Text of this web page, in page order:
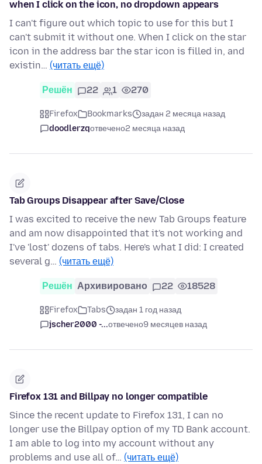
when I click on the icon, no dropdown appears
I can't figure out which topic to use for this but I
can't submit it without one. When I click on the star
icon in the address bar the star icon is filled in, and
existin… (читать ещё)
Решён 22 1 270
Firefox Bookmarks
задан 2 месяца назад
doodlerzqотвечено2 месяца назад
Tab Groups Disappear after Save/Close
I was excited to receive the new Tab Groups feature
and am now disappointed that it's not working and
I've 'lost' dozens of tabs. Here's what I did: I created
several g… (читать ещё)
Решён Архивировано 22 18528
Firefox Tabs
задан 1 год назад
jscher2000 -...отвечено9 месяцев назад
Firefox 131 and Billpay no longer compatible
Since the recent update to Firefox 131, I can no
longer use the Billpay option of my TD Bank account.
I am able to log into my account without any
problems and use all of… (читать ещё)